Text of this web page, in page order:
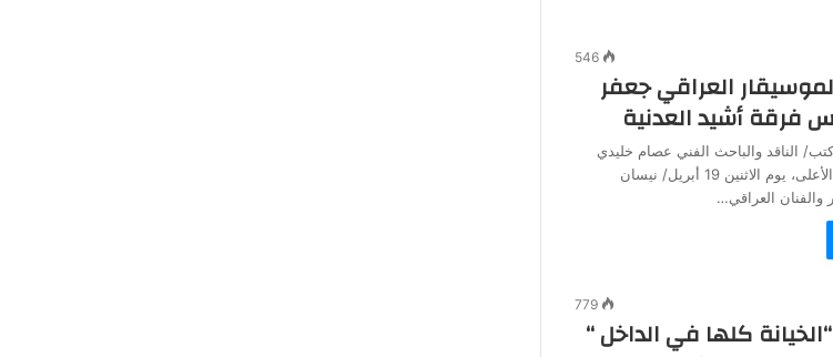
546
العراقي جعفر
أشيد العدنية
الناقد والباحث الفني عصام خليدي
انتقل إلى الرفيق الأعلى، يوم الاثنين 19 أبريل/ نيسان
779
كلها في الداخل “